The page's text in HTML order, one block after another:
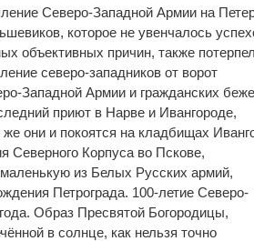
Северо-Западной Армии на
которое не увенчалось
объективных причин, также потерпел
северо-западников от ворот
Западной Армии и гражданских
приют в Нарве и Ивангороде,
они и покоятся на кладбищах
Северного Корпуса во Пскове,
из Белых Русских армий,
Петрограда. 100-летие Северо-
Образ Пресвятой Богородицы,
в солнце, как нельзя точно